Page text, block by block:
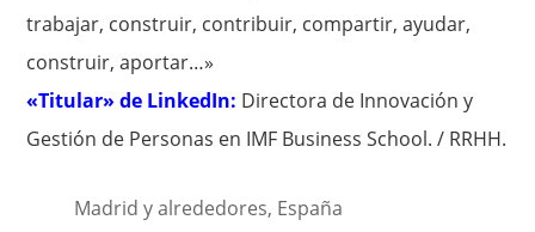
trabajar, construir, contribuir, compartir, ayudar,
construir, aportar…»
«Titular» de LinkedIn: Directora de Innovación y
Gestión de Personas en IMF Business School. / RRHH.
Madrid y alrededores, España